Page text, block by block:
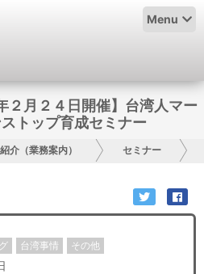
Menu
２月２４日開催】台湾人マー
トップ育成セミナー
介（業務案内） セミナー
台湾事情 その他